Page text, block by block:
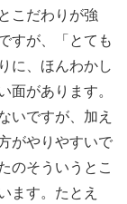
こだわりが強
すが、「とても
に、ほんわかし
面があります。
いですが、加え
がやりやすいで
のそういうとこ
ます。たとえ